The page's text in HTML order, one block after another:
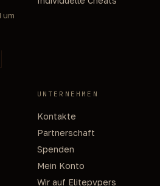
um
UNTERNEHMEN
Kontakte
Partnerschaft
Spenden
Mein Konto
Wir auf Elitepvpers